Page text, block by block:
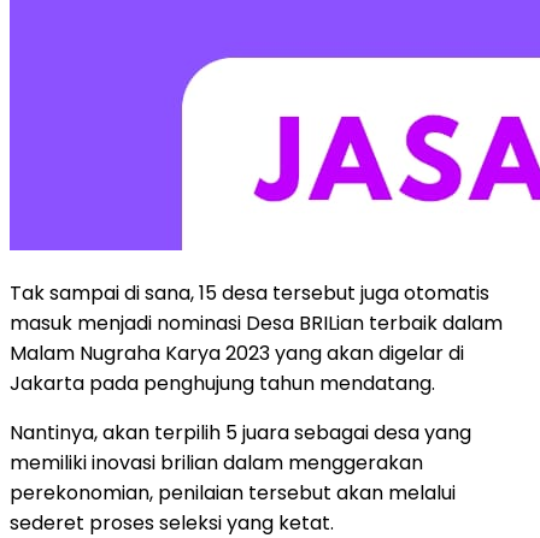
Tak sampai di sana, 15 desa tersebut juga otomatis
masuk menjadi nominasi Desa BRILian terbaik dalam
Malam Nugraha Karya 2023 yang akan digelar di
Jakarta pada penghujung tahun mendatang.
Nantinya, akan terpilih 5 juara sebagai desa yang
memiliki inovasi brilian dalam menggerakan
perekonomian, penilaian tersebut akan melalui
sederet proses seleksi yang ketat.